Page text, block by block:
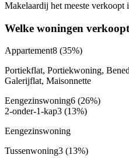
Makelaardij het meeste verkoopt
Welke woningen
Appartement8 (35%)
Portiekflat, Portiekwoning,
Galerijflat, Maisonnette
Eengezinswoning6 (26%)
2-onder-1-kap3 (13%)
Eengezinswoning
Tussenwoning3 (13%)